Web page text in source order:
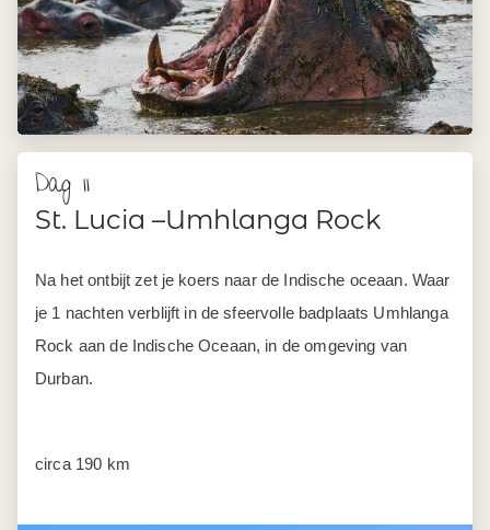
Dag 11
St. Lucia –Umhlanga Rock
Na het ontbijt zet je koers naar de Indische oceaan. Waar
je 1 nachten verblijft in de sfeervolle badplaats Umhlanga
Rock aan de Indische Oceaan, in de omgeving van
Durban.
circa 190 km